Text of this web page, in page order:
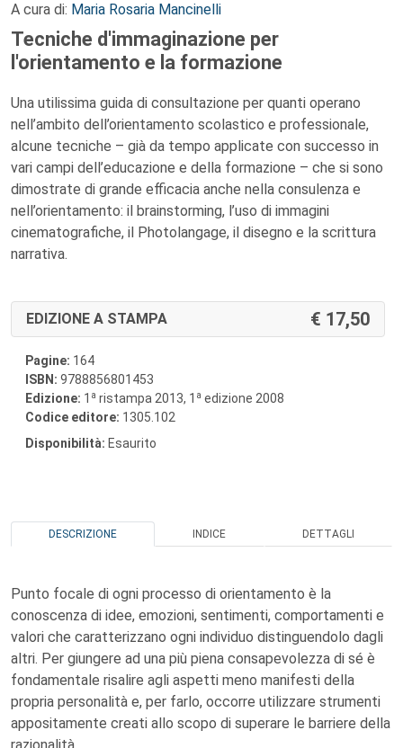
A cura di: Maria Rosaria Mancinelli
Tecniche d'immaginazione per
l'orientamento e la formazione
Una utilissima guida di consultazione per quanti operano
nell’ambito dell’orientamento scolastico e professionale,
alcune tecniche – già da tempo applicate con successo in
vari campi dell’educazione e della formazione – che si sono
dimostrate di grande efficacia anche nella consulenza e
nell’orientamento: il brainstorming, l’uso di immagini
cinematografiche, il Photolangage, il disegno e la scrittura
narrativa.
EDIZIONE A STAMPA 17,50
Pagine: 164
ISBN: 9788856801453
Edizione: 1 a ristampa 2013, 1 a edizione 2008
Codice editore: 1305.102
Disponibilità: Esaurito
DESCRIZIONE INDICE DETTAGLI
Punto focale di ogni processo di orientamento è la
conoscenza di idee, emozioni, sentimenti, comportamenti e
valori che caratterizzano ogni individuo distinguendolo dagli
altri. Per giungere ad una più piena consapevolezza di sé è
fondamentale risalire agli aspetti meno manifesti della
propria personalità e, per farlo, occorre utilizzare strumenti
appositamente creati allo scopo di superare le barriere della